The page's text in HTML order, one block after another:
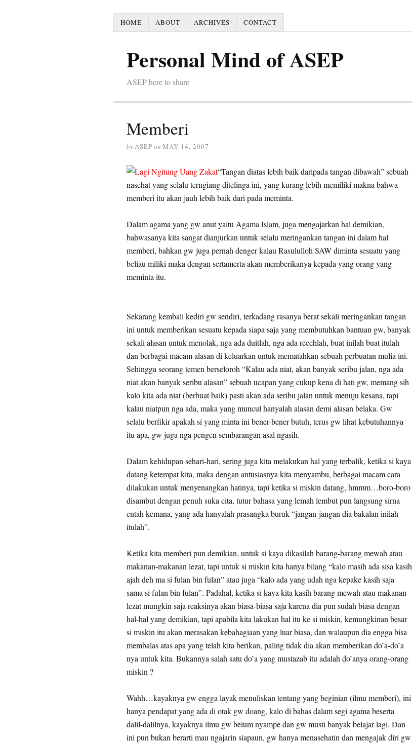
HOME ABOUT ARCHIVES CONTACT
Personal Mind of ASEP
ASEP here to share
Memberi
byASEP on MAY 14, 2007
“Tangan diatas lebih baik daripada tangan dibawah” sebuah
nasehat yang selalu terngiang ditelinga ini, yang kurang lebih memiliki makna bahwa
memberi itu akan jauh lebih baik dari pada meminta.
Dalam agama yang gw anut yaitu Agama Islam, juga mengajarkan hal demikian,
bahwasanya kita sangat dianjurkan untuk selalu meringankan tangan ini dalam hal
memberi, bahkan gw juga pernah denger kalau Rasululloh SAW diminta sesuatu yang
beliau miliki maka dengan sertamerta akan memberikanya kepada yang orang yang
meminta itu.
Sekarang kembali kediri gw sendiri, terkadang rasanya berat sekali meringankan tangan
ini untuk memberikan sesuatu kepada siapa saja yang membutuhkan bantuan gw, banyak
sekali alasan untuk menolak, nga ada duitlah, nga ada recehlah, buat inilah buat itulah
dan berbagai macam alasan di keluarkan untuk mematahkan sebuah perbuatan mulia ini.
Sehingga seorang temen berseloroh “Kalau ada niat, akan banyak seribu jalan, nga ada
niat akan banyak seribu alasan” sebuah ucapan yang cukup kena di hati gw, memang sih
kalo kita ada niat (berbuat baik) pasti akan ada seribu jalan untuk menuju kesana, tapi
kalau niatpun nga ada, maka yang muncul hanyalah alasan demi alasan belaka. Gw
selalu berfikir apakah si yang minta ini bener-bener butuh, terus gw lihat kebutuhannya
itu apa, gw juga nga pengen sembarangan asal ngasih.
Dalam kehidupan sehari-hari, sering juga kita melakukan hal yang terbalik, ketika si kaya
datang ketempat kita, maka dengan antusiasnya kita menyambu, berbagai macam cara
dilakukan untuk menyenangkan hatinya, tapi ketika si miskin datang, hmmm…boro-boro
disambut dengan penuh suka cita, tutur bahasa yang lemah lembut pun langsung sirna
entah kemana, yang ada hanyalah prasangka buruk “jangan-jangan dia bakalan inilah
itulah”.
Ketika kita memberi pun demikian, untuk si kaya dikasilah barang-barang mewah atau
makanan-makanan lezat, tapi untuk si miskin kita hanya bilang “kalo masih ada sisa kasih
ajah deh ma si fulan bin fulan” atau juga “kalo ada yang udah nga kepake kasih saja
sama si fulan bin fulan”. Padahal, ketika si kaya kita kasih barang mewah atau makanan
lezat mungkin saja reaksinya akan biasa-biasa saja karena dia pun sudah biasa dengan
hal-hal yang demikian, tapi apabila kita lakukan hal itu ke si miskin, kemungkinan besar
si miskin itu akan merasakan kebahagiaan yang luar biasa, dan walaupun dia engga bisa
membalas atas apa yang telah kita berikan, paling tidak dia akan memberikan do’a-do’a
nya untuk kita. Bukannya salah satu do’a yang mustazab itu adalah do’anya orang-orang
miskin ?
Wahh…kayaknya gw engga layak menuliskan tentang yang beginian (ilmu memberi), ini
hanya pendapat yang ada di otak gw doang, kalo di bahas dalam segi agama beserta
dalil-dalilnya, kayaknya ilmu gw belum nyampe dan gw musti banyak belajar lagi. Dan
ini pun bukan berarti mau ngajarin siapaun, gw hanya menasehatin dan mengajak diri gw